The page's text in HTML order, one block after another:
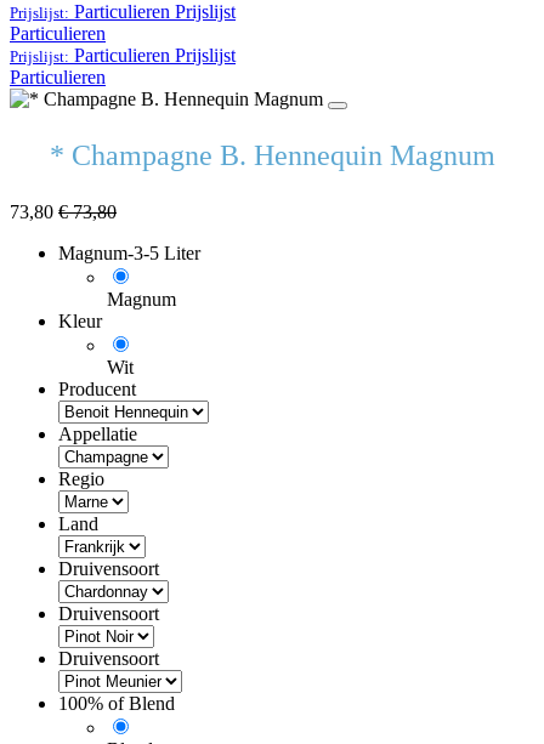
Prijslijst: Particulieren Prijslijst
Particulieren
Prijslijst: Particulieren Prijslijst
Particulieren
* Champagne B. Hennequin Magnum
73,80 €73,80
Magnum-3-5 Liter
Magnum
Kleur
Wit
Producent
Appellatie
Regio
Land
Druivensoort
Druivensoort
Druivensoort
100% of Blend